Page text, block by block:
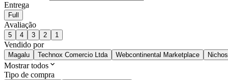
Entrega
Full
Avaliação
5 4 3 2 1
Vendido por
Magalu Technox Comercio Ltda Webcontinental Marketplace
Mostrar todos
Tipo de compra